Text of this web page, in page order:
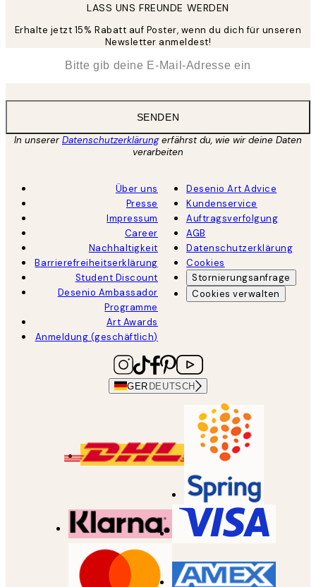
LASS UNS FREUNDE WERDEN
Erhalte jetzt 15% Rabatt auf Poster, wenn du dich für unseren
Newsletter anmeldest!
SENDEN
In unsererDatenschutzerklärungerfährst du, wie wir deine Daten
verarbeiten
Über uns
Presse
Impressum
Career
Nachhaltigkeit
Barrierefreiheitserklärung
Student Discount
Desenio Ambassador
Programme
Art Awards
Anmeldung (geschäftlich)
Desenio Art Advice
Kundenservice
Auftragsverfolgung
AGB
Datenschutzerklärung
Cookies
Stornierungsanfrage
Cookies verwalten
GER DEUTSCH